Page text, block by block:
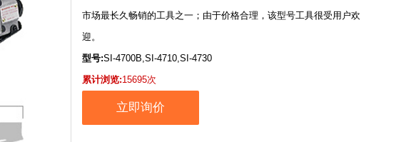
市场最长久畅销的工具之一；由于价格合理，该型号工具很受用户欢
迎。
型号:SI-4700B,SI-4710,SI-4730
累计浏览:15695次
立即询价